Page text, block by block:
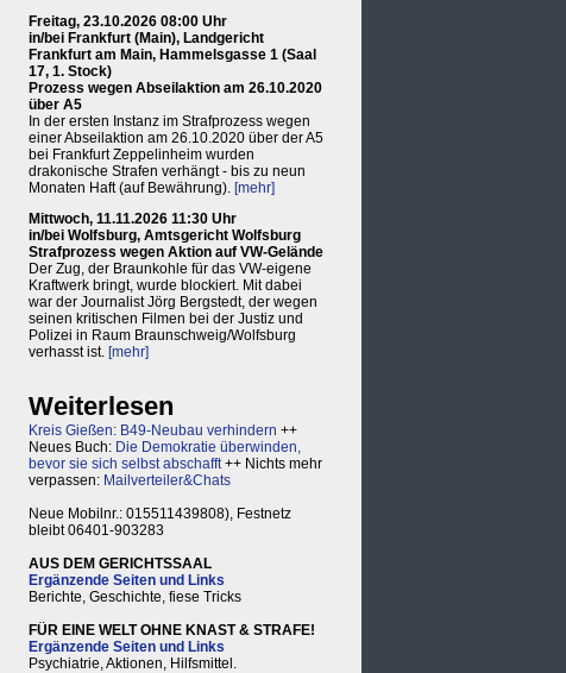
Freitag, 23.10.2026 08:00 Uhr
in/bei Frankfurt (Main), Landgericht
Frankfurt am Main, Hammelsgasse 1 (Saal
17, 1. Stock)
Prozess wegen Abseilaktion am 26.10.2020
über A5
In der ersten Instanz im Strafprozess wegen
einer Abseilaktion am 26.10.2020 über der A5
bei Frankfurt Zeppelinheim wurden
drakonische Strafen verhängt - bis zu neun
Monaten Haft (auf Bewährung). [mehr]
Mittwoch, 11.11.2026 11:30 Uhr
in/bei Wolfsburg, Amtsgericht Wolfsburg
Strafprozess wegen Aktion auf VW-Gelände
Der Zug, der Braunkohle für das VW-eigene
Kraftwerk bringt, wurde blockiert. Mit dabei
war der Journalist Jörg Bergstedt, der wegen
seinen kritischen Filmen bei der Justiz und
Polizei in Raum Braunschweig/Wolfsburg
verhasst ist. [mehr]
Weiterlesen
Kreis Gießen: B49-Neubau verhindern ++
Neues Buch: Die Demokratie überwinden,
bevor sie sich selbst abschafft++ Nichts mehr
verpassen: Mailverteiler&Chats
Neue Mobilnr.: 015511439808), Festnetz
bleibt 06401-903283
AUS DEM GERICHTSSAAL
Ergänzende Seiten und Links
Berichte, Geschichte, fiese Tricks
FÜR EINE WELT OHNE KNAST & STRAFE!
Ergänzende Seiten und Links
Psychiatrie, Aktionen, Hilfsmittel.